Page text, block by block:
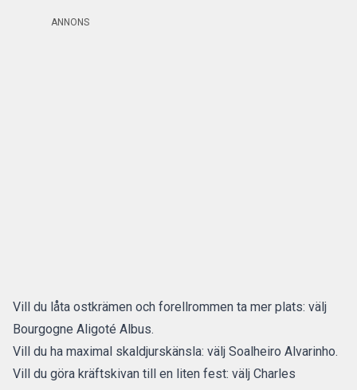
ANNONS
Vill du låta ostkrämen och forellrommen ta mer plats: välj
Bourgogne Aligoté Albus.
Vill du ha maximal skaldjurskänsla: välj Soalheiro Alvarinho.
Vill du göra kräftskivan till en liten fest: välj Charles